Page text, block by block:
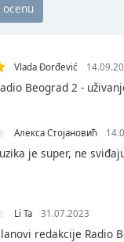
Vlada Đorđević
Beograd 2 -
Алекса Стојановић
je super, ne
Li Ta 31.07.2023
redakcije Radio